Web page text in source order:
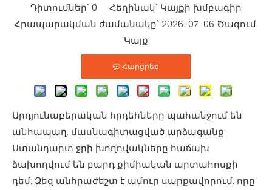
Դիտումներ՝0 Հեղինակ՝ Կայքի խմբագիր
Հրապարակման ժամանակը՝ 2026-07-06 Ծագում:
Կայք
Հարցրեք
Արդյունաբերական հրդեհները պահանջում են
անհապաղ, մասնագիտացված արձագանք:
Ստանդարտ ջրի խողովակները հաճախ
ձախողվում են բարդ քիմիական արտահոսքի
դեմ: Ձեզ անհրաժեշտ է ամուր սարքավորում, որը